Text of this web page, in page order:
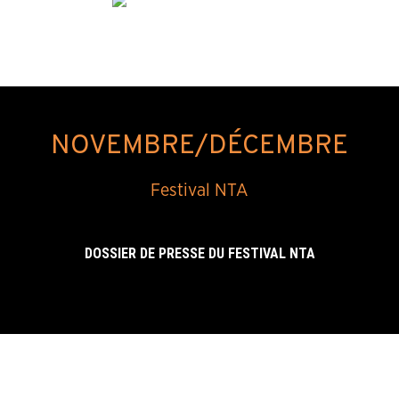
NOVEMBRE/DÉCEMBRE
Festival NTA
DOSSIER DE PRESSE DU FESTIVAL NTA